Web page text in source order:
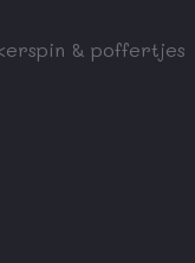
& poffertjes